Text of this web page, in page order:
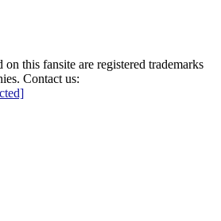
this fansite are registered trademarks
Contact us: